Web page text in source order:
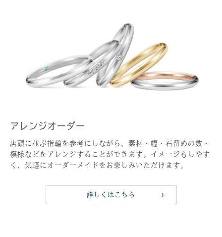
アレンジオーダー
店頭に並ぶ指輪を参考にしながら、素材・幅・石留めの数・
模様などをアレンジすることができます。イメージもしやす
く、気軽にオーダーメイドをお楽しみいただけます。
詳しくはこちら